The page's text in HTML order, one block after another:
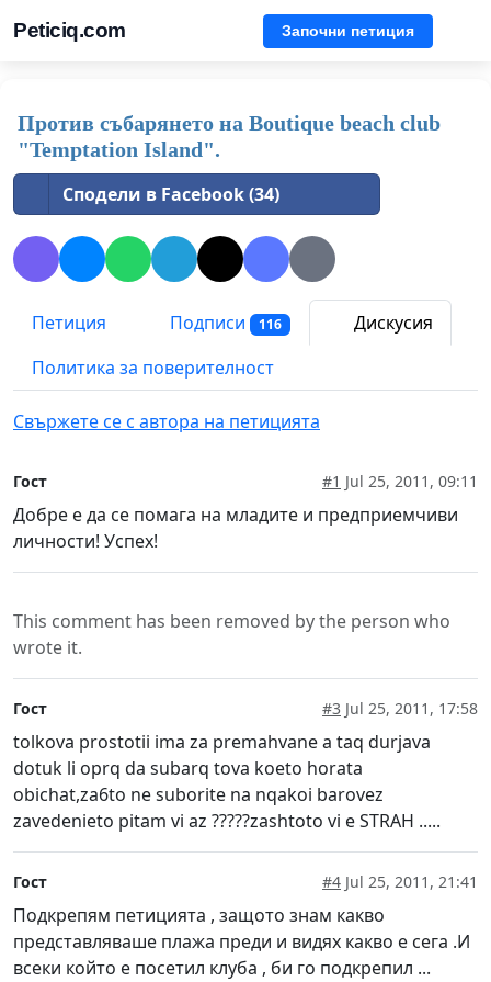
Peticiq.com Започни петиция
Против събарянето на Boutique beach club
"Temptation Island".
Сподели в Facebook (34)
Петиция Подписи 116
Дискусия
Политика за поверителност
Свържете се с автора на петицията
Гост #1 Jul 25, 2011, 09:11
Добре е да се помага на младите и предприемчиви
личности! Успех!
This comment has been removed by the person who
wrote it.
Гост #3 Jul 25, 2011, 17:58
tolkova prostotii ima za premahvane a taq durjava
dotuk li oprq da subarq tova koeto horata
obichat,za6to ne suborite na nqakoi barovez
zavedenieto pitam vi az ?????zashtoto vi e STRAH .....
Гост #4 Jul 25, 2011, 21:41
Подкрепям петицията , защото знам какво
представляваше плажа преди и видях какво е сега .И
всеки който е посетил клуба , би го подкрепил ...